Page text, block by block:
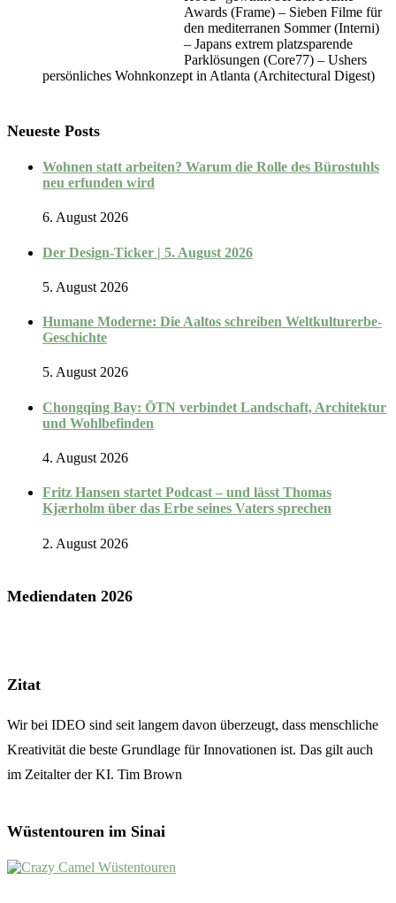
Awards (Frame) – Sieben Filme für
den mediterranen Sommer (Interni)
– Japans extrem platzsparende
Parklösungen (Core77) – Ushers
persönliches Wohnkonzept in Atlanta (Architectural Digest)
Neueste Posts
Wohnen statt arbeiten? Warum die Rolle des Bürostuhls
neu erfunden wird
6. August 2026
Der Design-Ticker | 5. August 2026
5. August 2026
Humane Moderne: Die Aaltos schreiben Weltkulturerbe-
Geschichte
5. August 2026
Chongqing Bay: ŌTN verbindet Landschaft, Architektur
und Wohlbefinden
4. August 2026
Fritz Hansen startet Podcast – und lässt Thomas
Kjærholm über das Erbe seines Vaters sprechen
2. August 2026
Mediendaten 2026
Zitat
Wir bei IDEO sind seit langem davon überzeugt, dass menschliche
Kreativität die beste Grundlage für Innovationen ist. Das gilt auch
im Zeitalter der KI. Tim Brown
Wüstentouren im Sinai